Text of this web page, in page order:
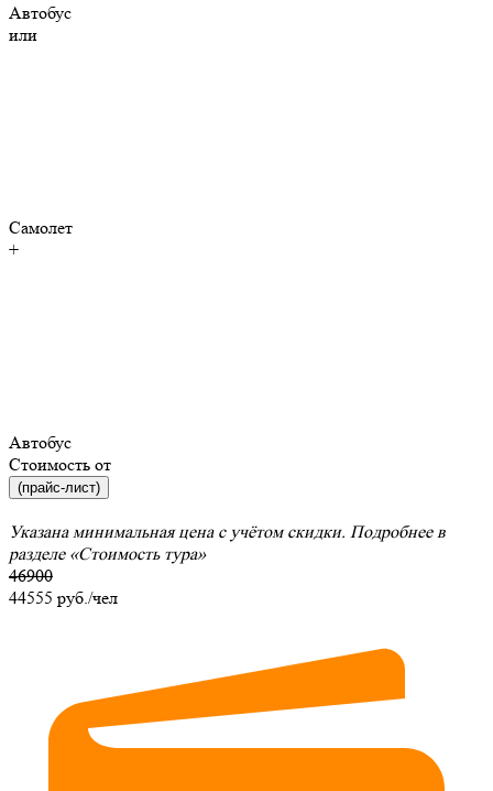
Автобус
или
Самолет
+
Автобус
Стоимость от
(прайс-лист)
Указана минимальная цена с учётом скидки. Подробнее в
разделе «Стоимость тура»
46900
44555 руб./чел